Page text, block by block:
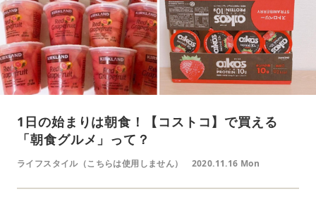
1日の始まりは朝食！【コストコ】で買える
「朝食グルメ」って？
ライフスタイル（こちらは使用しません） 2020.11.16 Mon